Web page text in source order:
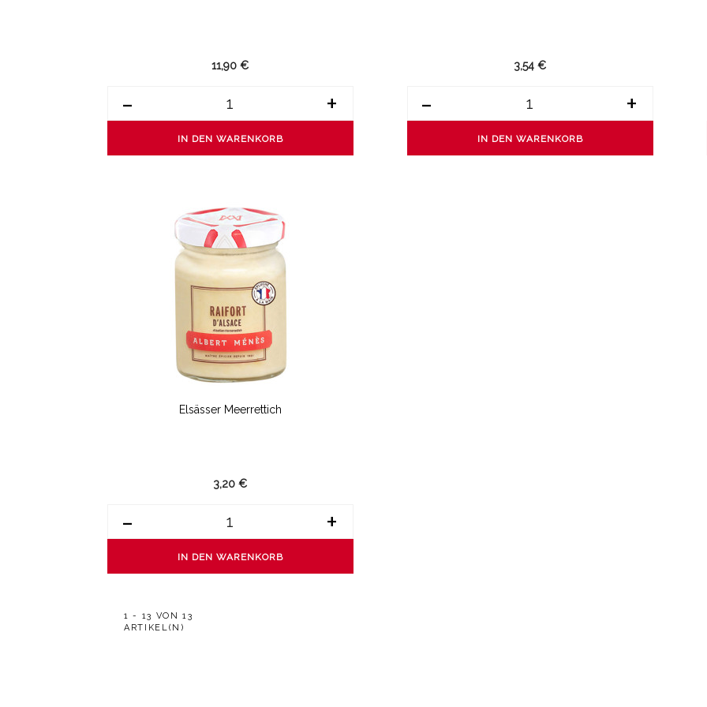
11,90 €
- +
IN DEN WARENKORB
3,54 €
- +
IN DEN WARENKORB
Elsässer Meerrettich
3,20 €
- +
IN DEN WARENKORB
1 - 13 VON 13
ARTIKEL(N)